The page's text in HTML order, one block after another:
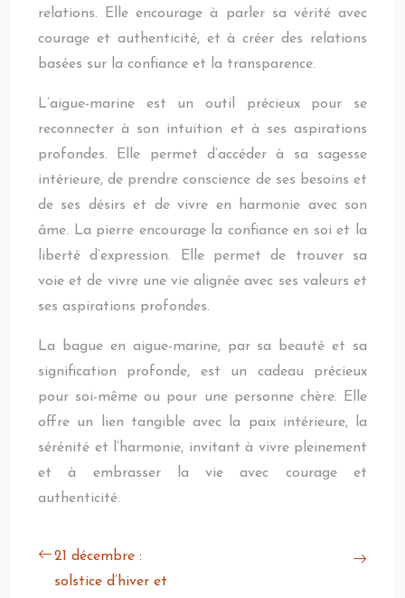
relations. Elle encourage à parler sa vérité avec
courage et authenticité, et à créer des relations
basées sur la confiance et la transparence.
L’aigue-marine est un outil précieux pour se
reconnecter à son intuition et à ses aspirations
profondes. Elle permet d’accéder à sa sagesse
intérieure, de prendre conscience de ses besoins et
de ses désirs et de vivre en harmonie avec son
âme. La pierre encourage la confiance en soi et la
liberté d’expression. Elle permet de trouver sa
voie et de vivre une vie alignée avec ses valeurs et
ses aspirations profondes.
La bague en aigue-marine, par sa beauté et sa
signification profonde, est un cadeau précieux
pour soi-même ou pour une personne chère. Elle
offre un lien tangible avec la paix intérieure, la
sérénité et l’harmonie, invitant à vivre pleinement
et à embrasser la vie avec courage et
authenticité.
21 décembre :
solstice d’hiver et